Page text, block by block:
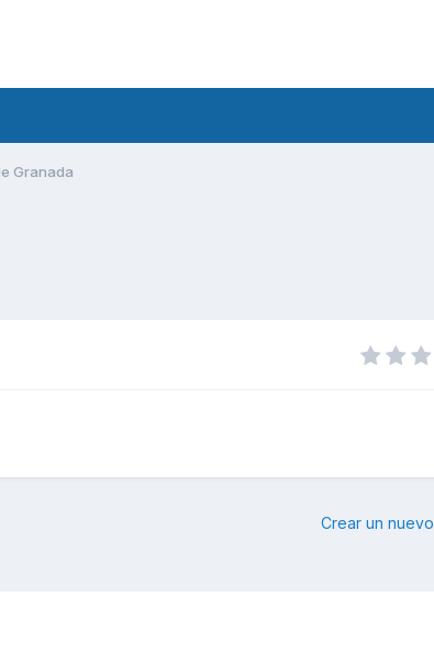
Granada
Crear un